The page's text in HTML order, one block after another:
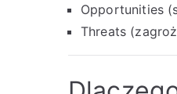
Opportunities
Threats